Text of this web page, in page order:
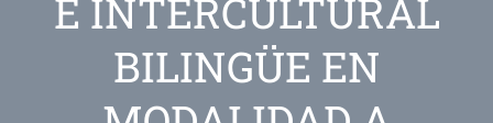
E INTERCULTURAL
BILINGÜE EN